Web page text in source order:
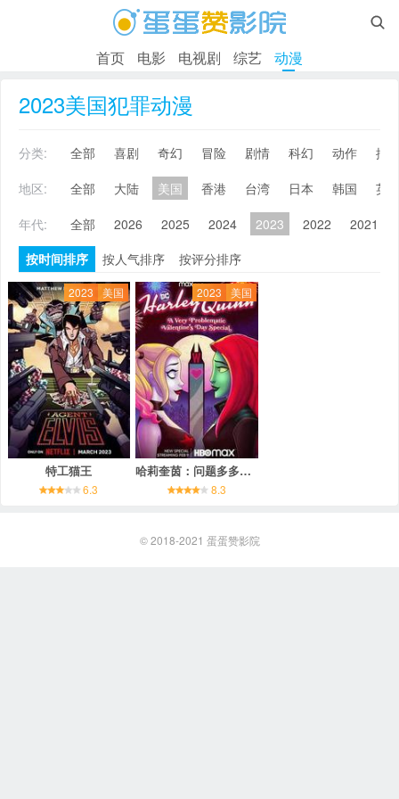

首页 电影 电视剧 综艺 动漫
2023美国犯罪动漫
分类: 全部 喜剧 奇幻 冒险 剧情 科幻 动作
搞
地区:
全部 大陆 美国 香港 台湾 日本 韩国
英
年代:
全部 2026 2025 2024 2023 2022 2021
按时间排序
按人气排序 按评分排序
2023 美国
特工猫王
6.3
2023 美国
哈莉奎茵：问题多多的情人节特集
8.3
© 2018-2021 蛋蛋赞影院